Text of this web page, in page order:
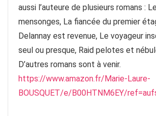
aussi l’auteure de plusieurs romans :
mensonges, La fiancée du premier
Delannay est revenue, Le voyageur
seul ou presque, Raid pelotes et
D’autres romans sont à venir.
https://www.amazon.fr/Marie-Laure-
BOUSQUET/e/B00HTNM6EY/